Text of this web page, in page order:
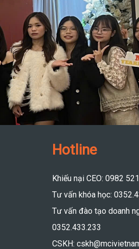
Hotline
Khiếu nại CEO: 0982
Tư vấn khóa học:
Tư vấn đào tạo doanh
0352.433.233
CSKH: